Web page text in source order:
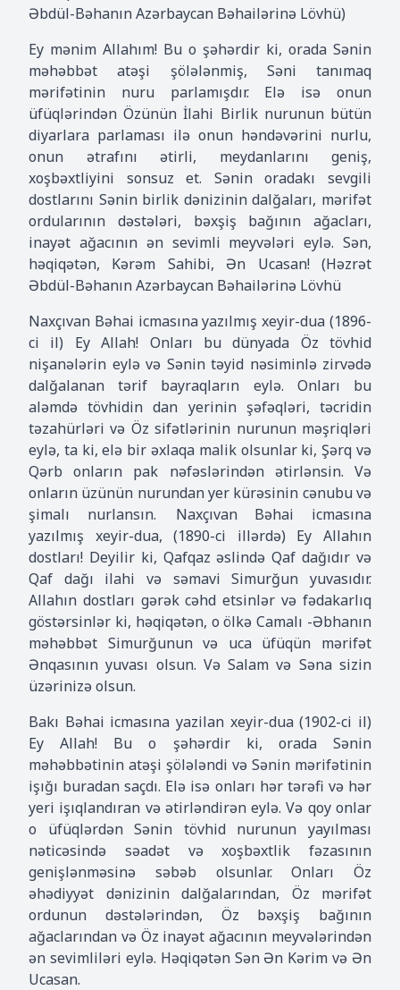
Əbdül-Bəhanın Azərbaycan Bəhailərinə Lövhü)
Ey mənim Allahım! Bu o şəhərdir ki, orada Sənin
məhəbbət atəşi şölələnmiş, Səni tanımaq
mərifətinin nuru parlamışdır. Elə isə onun
üfüqlərindən Özünün İlahi Birlik nurunun bütün
diyarlara parlaması ilə onun həndəvərini nurlu,
onun ətrafını ətirli, meydanlarını geniş,
xoşbəxtliyini sonsuz et. Sənin oradakı sevgili
dostlarını Sənin birlik dənizinin dalğaları, mərifət
ordularının dəstələri, bəxşiş bağının ağacları,
inayət ağacının ən sevimli meyvələri eylə. Sən,
həqiqətən, Kərəm Sahibi, Ən Ucasan! (Həzrət
Əbdül-Bəhanın Azərbaycan Bəhailərinə Lövhü
Naxçıvan Bəhai icmasına yazılmış xeyir-dua (1896-
ci il) Ey Allah! Onları bu dünyada Öz tövhid
nişanələrin eylə və Sənin təyid nəsiminlə zirvədə
dalğalanan tərif bayraqların eylə. Onları bu
aləmdə tövhidin dan yerinin şəfəqləri, təcridin
təzahürləri və Öz sifətlərinin nurunun məşriqləri
eylə, ta ki, elə bir əxlaqa malik olsunlar ki, Şərq və
Qərb onların pak nəfəslərindən ətirlənsin. Və
onların üzünün nurundan yer kürəsinin cənubu və
şimalı nurlansın. Naxçıvan Bəhai icmasına
yazılmış xeyir-dua, (1890-ci illərdə) Ey Allahın
dostları! Deyilir ki, Qafqaz əslində Qaf dağıdır və
Qaf dağı ilahi və səmavi Simurğun yuvasıdır.
Allahın dostları gərək cəhd etsinlər və fədakarlıq
göstərsinlər ki, həqiqətən, o ölkə Camalı -Əbhanın
məhəbbət Simurğunun və uca üfüqün mərifət
Ənqasının yuvası olsun. Və Salam və Səna sizin
üzərinizə olsun.
Bakı Bəhai icmasına yazilan xeyir-dua (1902-ci il)
Ey Allah! Bu o şəhərdir ki, orada Sənin
məhəbbətinin atəşi şölələndi və Sənin mərifətinin
işığı buradan saçdı. Elə isə onları hər tərəfi və hər
yeri işıqlandıran və ətirləndirən eylə. Və qoy onlar
o üfüqlərdən Sənin tövhid nurunun yayılması
nəticəsində səadət və xoşbəxtlik fəzasının
genişlənməsinə səbəb olsunlar. Onları Öz
əhədiyyət dənizinin dalğalarından, Öz mərifət
ordunun dəstələrindən, Öz bəxşiş bağının
ağaclarından və Öz inayət ağacının meyvələrindən
ən sevimliləri eylə. Həqiqətən Sən Ən Kərim və Ən
Ucasan.